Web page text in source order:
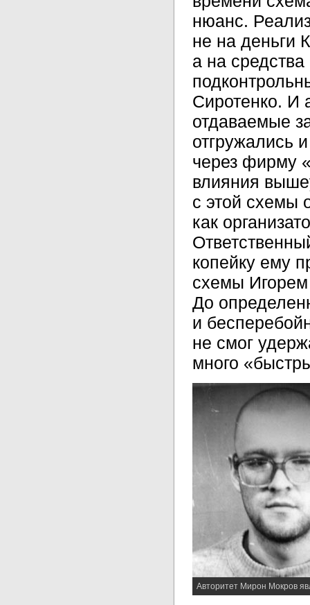
нюанс.
не на деньги
а на
Сиротенко. И
отдаваемые
отгружались
через фирму
влияния
с этой схемы
как
копейку ему
схемы
До
и
не смог
много
Авторитет Мирон Мокров